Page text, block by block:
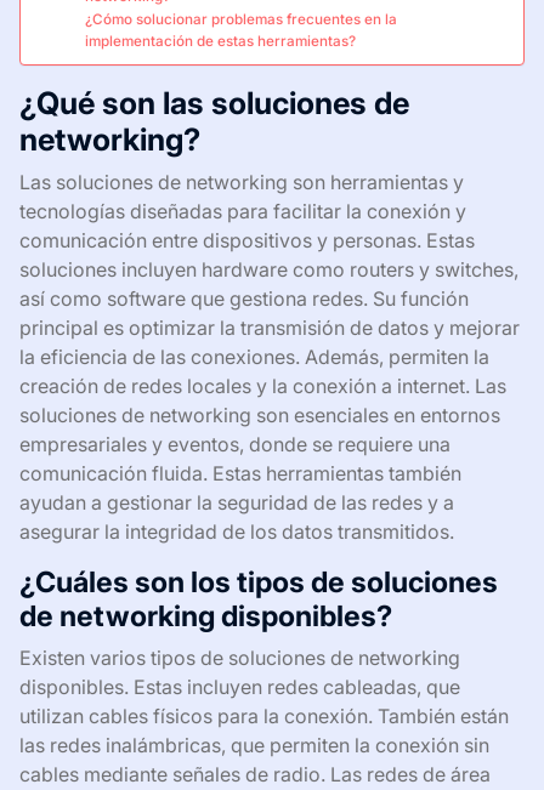
¿Cómo solucionar problemas frecuentes en la
implementación de estas herramientas?
¿Qué son las soluciones de
networking?
Las soluciones de networking son herramientas y
tecnologías diseñadas para facilitar la conexión y
comunicación entre dispositivos y personas. Estas
soluciones incluyen hardware como routers y switches,
así como software que gestiona redes. Su función
principal es optimizar la transmisión de datos y mejorar
la eficiencia de las conexiones. Además, permiten la
creación de redes locales y la conexión a internet. Las
soluciones de networking son esenciales en entornos
empresariales y eventos, donde se requiere una
comunicación fluida. Estas herramientas también
ayudan a gestionar la seguridad de las redes y a
asegurar la integridad de los datos transmitidos.
¿Cuáles son los tipos de soluciones
de networking disponibles?
Existen varios tipos de soluciones de networking
disponibles. Estas incluyen redes cableadas, que
utilizan cables físicos para la conexión. También están
las redes inalámbricas, que permiten la conexión sin
cables mediante señales de radio. Las redes de área